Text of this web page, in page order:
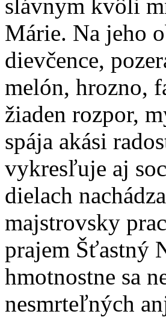
slávnym kvôli
Márie. Na jeho
dievčence,
melón, hrozno,
žiaden rozpor,
spája akási
vykresľuje aj
dielach
majstrovsky
prajem Šťastný
hmotnostne sa
nesmrteľných